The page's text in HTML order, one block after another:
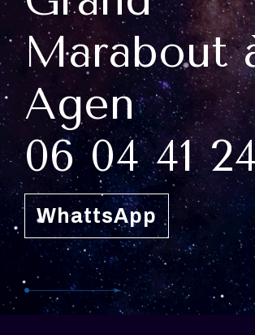
Marabout
Agen
06 04 41
WhattsApp